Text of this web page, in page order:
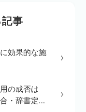
事
効果的な施
の成否は
・辞書定